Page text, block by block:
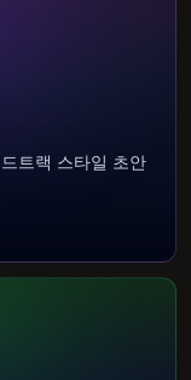
트랙 스타일 초안